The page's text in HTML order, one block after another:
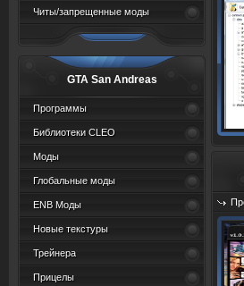
Читы/запрещенные моды
GTA San Andreas
Программы
Библиотеки CLEO
Моды
Глобальные моды
ENB Моды
Новые текстуры
Трейнера
Прицелы